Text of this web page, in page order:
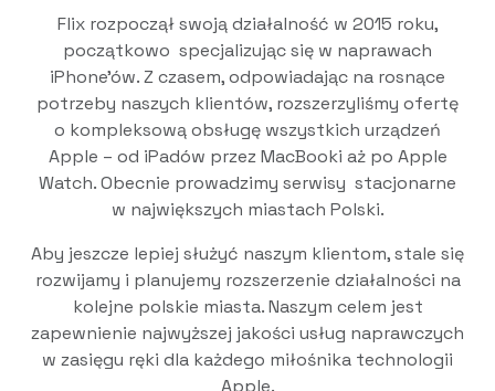
Flix rozpoczął swoją działalność w 2015 roku,
początkowo specjalizując się w naprawach
iPhone’ów. Z czasem, odpowiadając na rosnące
potrzeby naszych klientów, rozszerzyliśmy ofertę
o kompleksową obsługę wszystkich urządzeń
Apple – od iPadów przez MacBooki aż po Apple
Watch. Obecnie prowadzimy serwisy stacjonarne
w największych miastach Polski.
Aby jeszcze lepiej służyć naszym klientom, stale się
rozwijamy i planujemy rozszerzenie działalności na
kolejne polskie miasta. Naszym celem jest
zapewnienie najwyższej jakości usług naprawczych
w zasięgu ręki dla każdego miłośnika technologii
Apple.